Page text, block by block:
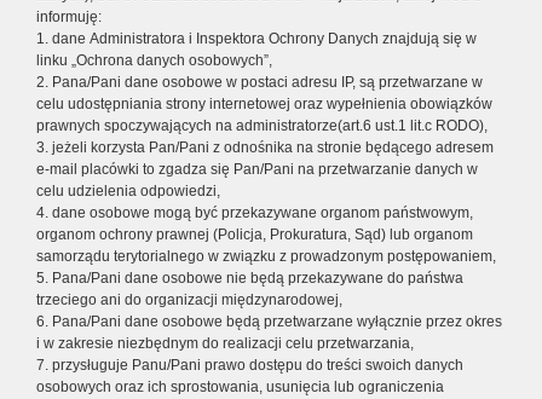
informuję:
1. dane Administratora i Inspektora Ochrony Danych znajdują się w
linku „Ochrona danych osobowych”,
2. Pana/Pani dane osobowe w postaci adresu IP, są przetwarzane w
celu udostępniania strony internetowej oraz wypełnienia obowiązków
prawnych spoczywających na administratorze(art.6 ust.1 lit.c RODO),
3. jeżeli korzysta Pan/Pani z odnośnika na stronie będącego adresem
e-mail placówki to zgadza się Pan/Pani na przetwarzanie danych w
celu udzielenia odpowiedzi,
4. dane osobowe mogą być przekazywane organom państwowym,
organom ochrony prawnej (Policja, Prokuratura, Sąd) lub organom
samorządu terytorialnego w związku z prowadzonym postępowaniem,
5. Pana/Pani dane osobowe nie będą przekazywane do państwa
trzeciego ani do organizacji międzynarodowej,
6. Pana/Pani dane osobowe będą przetwarzane wyłącznie przez okres
i w zakresie niezbędnym do realizacji celu przetwarzania,
7. przysługuje Panu/Pani prawo dostępu do treści swoich danych
osobowych oraz ich sprostowania, usunięcia lub ograniczenia